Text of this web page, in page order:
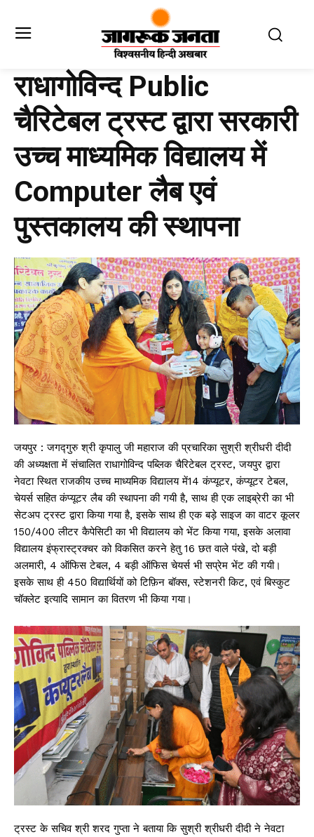
राधागोविन्द Public
चैरिटेबल ट्रस्ट द्वारा सरकारी
उच्च माध्यमिक विद्यालय में
Computer लैब एवं
पुस्तकालय की स्थापना
जयपुर : जगद्गुरु श्री कृपालु जी महाराज की प्रचारिका सुश्री श्रीधरी दीदी
की अध्यक्षता में संचालित राधागोविन्द पब्लिक चैरिटेबल ट्रस्ट, जयपुर द्वारा
नेवटा स्थित राजकीय उच्च माध्यमिक विद्यालय में14 कंप्यूटर, कंप्यूटर टेबल,
चेयर्स सहित कंप्यूटर लैब की स्थापना की गयी है, साथ ही एक लाइब्रेरी का भी
सेटअप ट्रस्ट द्वारा किया गया है, इसके साथ ही एक बड़े साइज का वाटर कूलर
150/400 लीटर कैपेसिटी का भी विद्यालय को भेंट किया गया, इसके अलावा
विद्यालय इंफ्रास्ट्रक्चर को विकसित करने हेतु 16 छत वाले पंखे, दो बड़ी
अलमारी, 4 ऑफिस टेबल, 4 बड़ी ऑफिस चेयर्स भी सप्रेम भेंट की गयी।
इसके साथ ही 450 विद्यार्थियों को टिफ़िन बॉक्स, स्टेशनरी किट, एवं बिस्कुट
चॉक्लेट इत्यादि सामान का वितरण भी किया गया।
ट्रस्ट के सचिव श्री शरद गुप्ता ने बताया कि सुश्री श्रीधरी दीदी ने नेवटा